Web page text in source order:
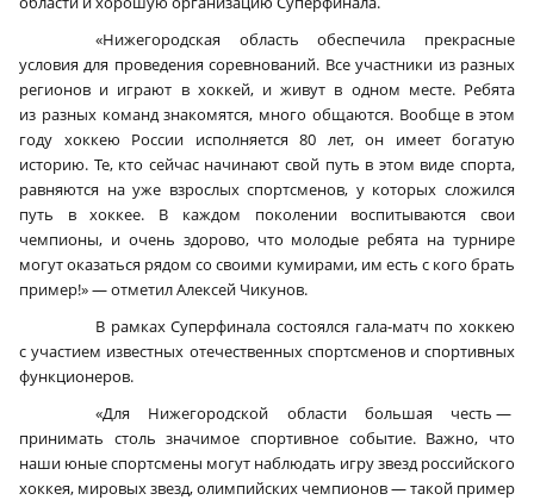
«Нижегородская область обеспечила прекрасные
условия для проведения соревнований. Все участники из разных
регионов и играют в хоккей, и живут в одном месте. Ребята
из разных команд знакомятся, много общаются. Вообще в этом
году хоккею России исполняется 80 лет, он имеет богатую
историю. Те, кто сейчас начинают свой путь в этом виде спорта,
равняются на уже взрослых спортсменов, у которых сложился
путь в хоккее. В каждом поколении воспитываются свои
чемпионы, и очень здорово, что молодые ребята на турнире
могут оказаться рядом со своими кумирами, им есть с кого брать
пример!» — отметил Алексей Чикунов.
В рамках Суперфинала состоялся гала-матч по хоккею
с участием известных отечественных спортсменов и спортивных
функционеров.
«Для Нижегородской области большая честь —
принимать столь значимое спортивное событие. Важно, что
наши юные спортсмены могут наблюдать игру звезд российского
хоккея, мировых звезд, олимпийских чемпионов — такой пример